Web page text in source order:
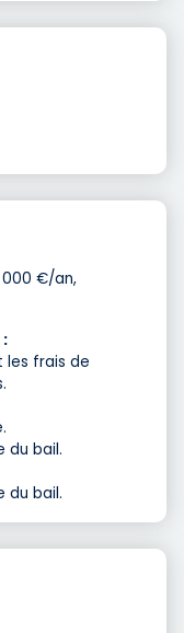
€/an,
les frais de
du bail.
du bail.